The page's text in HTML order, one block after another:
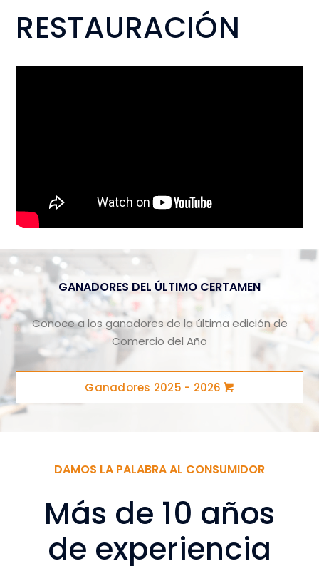
RESTAURACIÓN
GANADORES DEL ÚLTIMO CERTAMEN
Conoce a los ganadores de la última edición de
Comercio del Año
Ganadores 2025 - 2026
DAMOS LA PALABRA AL CONSUMIDOR
Más de 10 años
de experiencia